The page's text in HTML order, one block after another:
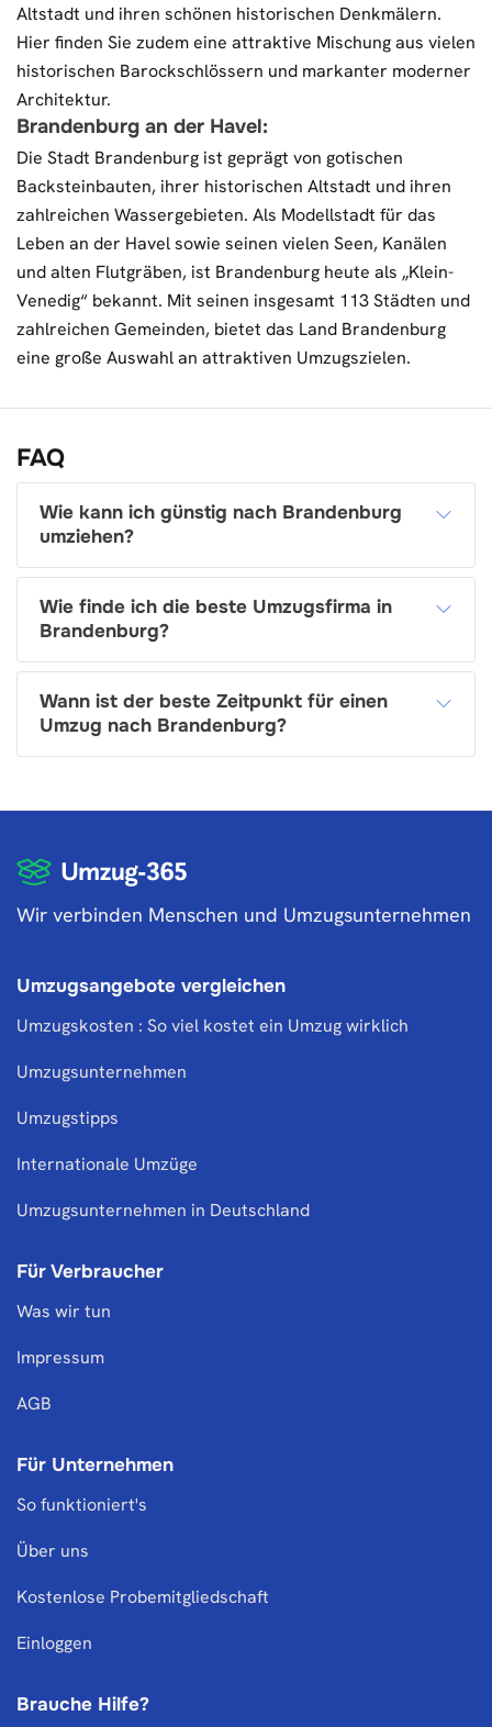
Altstadt und ihren schönen historischen Denkmälern.
Hier finden Sie zudem eine attraktive Mischung aus vielen
historischen Barockschlössern und markanter moderner
Architektur.
Brandenburg an der Havel:
Die Stadt Brandenburg ist geprägt von gotischen
Backsteinbauten, ihrer historischen Altstadt und ihren
zahlreichen Wassergebieten. Als Modellstadt für das
Leben an der Havel sowie seinen vielen Seen, Kanälen
und alten Flutgräben, ist Brandenburg heute als „Klein-
Venedig“ bekannt. Mit seinen insgesamt 113 Städten und
zahlreichen Gemeinden, bietet das Land Brandenburg
eine große Auswahl an attraktiven Umzugszielen.
FAQ
Wie kann ich günstig nach Brandenburg
umziehen?
Wie finde ich die beste Umzugsfirma in
Brandenburg?
Wann ist der beste Zeitpunkt für einen
Umzug nach Brandenburg?
Wir verbinden Menschen und Umzugsunternehmen
Umzugsangebote vergleichen
Umzugskosten : So viel kostet ein Umzug wirklich
Umzugsunternehmen
Umzugstipps
Internationale Umzüge
Umzugsunternehmen in Deutschland
Für Verbraucher
Was wir tun
Impressum
AGB
Für Unternehmen
So funktioniert's
Über uns
Kostenlose Probemitgliedschaft
Einloggen
Brauche Hilfe?